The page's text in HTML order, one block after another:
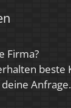
Firma?
beste
Anfrage.